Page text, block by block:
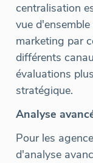
centralisation
vue
marketing par
différents
évaluations
stratégique.
Analyse
Pour les
d'analyse